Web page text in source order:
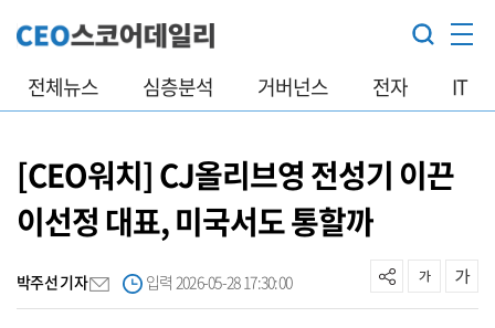
전체뉴스 심층분석 거버넌스 전자 IT
[CEO워치] CJ올리브영 전성기 이끈
이선정 대표, 미국서도 통할까
박주선 기자 입력 2026-05-28 17:30:00